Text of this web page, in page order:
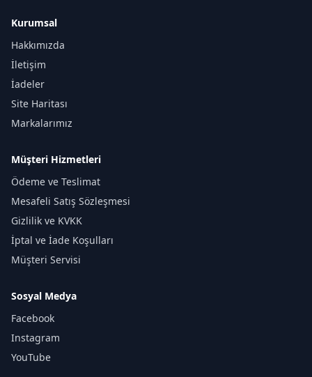
Kurumsal
Hakkımızda
İletişim
İadeler
Site Haritası
Markalarımız
Müşteri Hizmetleri
Ödeme ve Teslimat
Mesafeli Satış Sözleşmesi
Gizlilik ve KVKK
İptal ve İade Koşulları
Müşteri Servisi
Sosyal Medya
Facebook
Instagram
YouTube